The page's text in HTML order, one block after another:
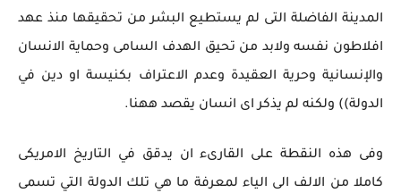
المدينة الفاضلة التى لم يستطيع البشر من تحقيقها منذ عهد
افلاطون نفسه ولابد من تحيق الهدف السامى وحماية الانسان
والإنسانية وحرية العقيدة وعدم الاعتراف بكنيسة او دين في
الدولة)) ولكنه لم يذكر اى انسان يقصد ههنا.
وفى هذه النقطة على القارىء ان يدقق في التاريخ الامريكى
كاملا من الالف الى الياء لمعرفة ما هي تلك الدولة التي تسمى